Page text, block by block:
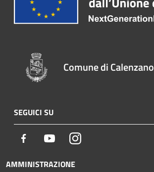
Comune di Calenzano
SEGUICI SU
Facebook YoutubeInstagram
AMMINISTRAZIONE